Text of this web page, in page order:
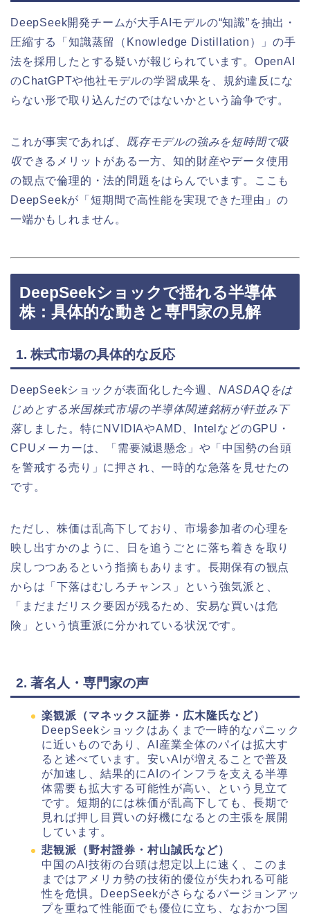
DeepSeek開発チームが大手AIモデルの“知識”を抽出・
圧縮する「知識蒸留（Knowledge Distillation）」の手
法を採用したとする疑いが報じられています。OpenAI
のChatGPTや他社モデルの学習成果を、規約違反にな
らない形で取り込んだのではないかという論争です。
これが事実であれば、 既存モデルの強みを短時間で吸
収できるメリットがある一方、知的財産やデータ使用
の観点で倫理的・法的問題をはらんでいます。ここも
DeepSeekが「短期間で高性能を実現できた理由」の
一端かもしれません。
DeepSeekショックで揺れる半導体
株：具体的な動きと専門家の見解
1. 株式市場の具体的な反応
DeepSeekショックが表面化した今週、 NASDAQをは
じめとする米国株式市場の半導体関連銘柄が軒並み下
落しました。特にNVIDIAやAMD、IntelなどのGPU・
CPUメーカーは、「需要減退懸念」や「中国勢の台頭
を警戒する売り」に押され、一時的な急落を見せたの
です。
ただし、株価は乱高下しており、市場参加者の心理を
映し出すかのように、日を追うごとに落ち着きを取り
戻しつつあるという指摘もあります。長期保有の観点
からは「下落はむしろチャンス」という強気派と、
「まだまだリスク要因が残るため、安易な買いは危
険」という慎重派に分かれている状況です。
2. 著名人・専門家の声
楽観派（マネックス証券・広木隆氏など）
DeepSeekショックはあくまで一時的なパニック
に近いものであり、AI産業全体のパイは拡大す
ると述べています。安いAIが増えることで普及
が加速し、結果的にAIのインフラを支える半導
体需要も拡大する可能性が高い、という見立て
です。短期的には株価が乱高下しても、長期で
見れば押し目買いの好機になるとの主張を展開
しています。
悲観派（野村證券・村山誠氏など）
中国のAI技術の台頭は想定以上に速く、このま
まではアメリカ勢の技術的優位が失われる可能
性を危惧。DeepSeekがさらなるバージョンアッ
プを重ねて性能面でも優位に立ち、なおかつ国